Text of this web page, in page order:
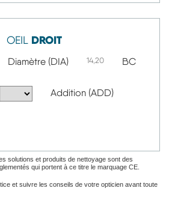
OEIL DROIT
Diamètre (DIA) 14,20 BC
Addition (ADD)
solutions et produits de nettoyage sont des
qui portent à ce titre le marquage CE.
et suivre les conseils de votre opticien avant toute